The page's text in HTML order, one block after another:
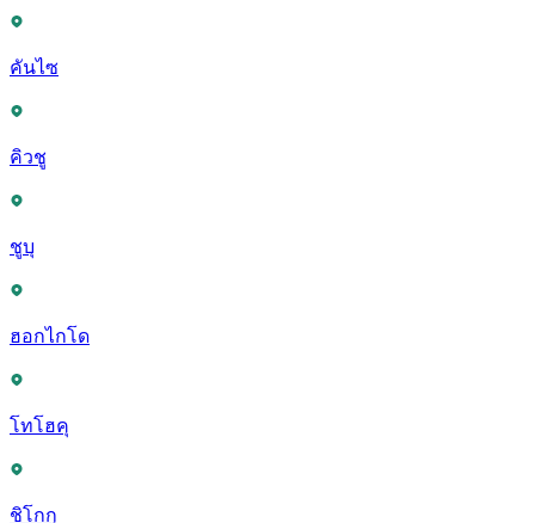
คันไซ
คิวชู
ชูบุ
ฮอกไกโด
โทโฮคุ
ชิโกกุ